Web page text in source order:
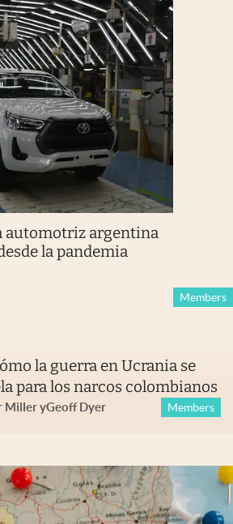
automotriz argentina
la pandemia
Members
la guerra en Ucrania se
para los narcos colombianos
MilleryGeoff Dyer Members